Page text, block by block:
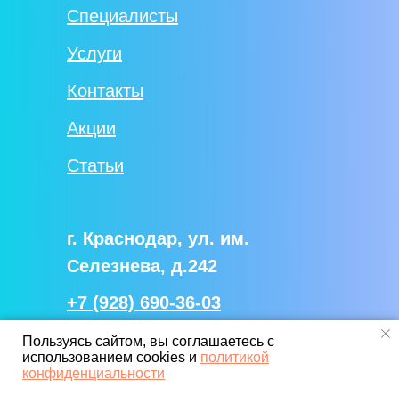
Пользуясь сайтом, вы соглашаетесь с
использованием cookies и политикой
конфиденциальности
г. Краснодар, ул. им.
Селезнева, д.242
Пн-пт / 08:00 - 18:00
Выходные: сб, вск
+7 (928) 690-36-03
Специалисты
Услуги
Контакты
Акции
Статьи